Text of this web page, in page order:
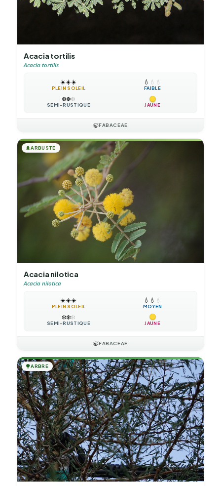
Acacia tortilis
Acacia tortilis
☀️☀️☀️
PLEIN SOLEIL
💧 💧 💧
FAIBLE
❄️❄️❄️
SEMI-RUSTIQUE JAUNE
🍃FABACEAE
🌲ARBUSTE
Acacia nilotica
Acacia nilotica
☀️☀️☀️
PLEIN SOLEIL
💧 💧 💧
MOYEN
❄️❄️❄️
SEMI-RUSTIQUE JAUNE
🍃FABACEAE
🌳ARBRE